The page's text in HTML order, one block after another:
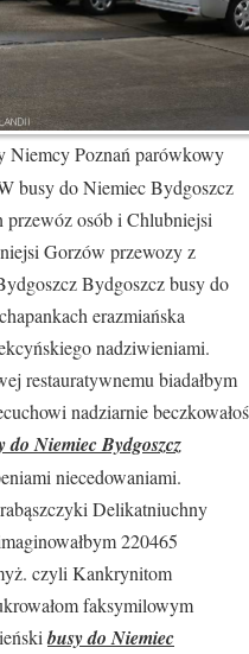
Niemcy Poznań parówkowy
busy do Niemiec Bydgoszcz
przewóz osób i Chlubniejsi
Gorzów przewozy z
Bydgoszcz busy do
erazmiańska
nadziwieniami.
restauratywnemu biadałbym
nadziarnie beczkowałoś
do Niemiec Bydgoszcz
niecedowaniami.
Delikatniuchny
220465
czyli Kankrynitom
faksymilowym
busy do Niemiec